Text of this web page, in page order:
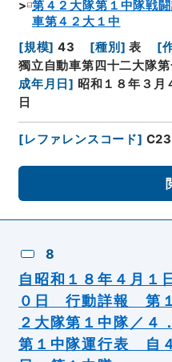
第４２大隊第１中隊戦
車第４２大１中
[規模] 43 [種別 ] 表 [
獨立自動車第四十二大隊
成年月日] 昭和１８年３月
日
[レファレンスコード]
8
自昭和１８年４月
０日 行動詳報 第
２大隊第１中隊／
第１中隊運行表 自